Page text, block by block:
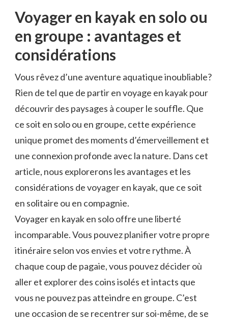
Voyager en kayak en solo ou
en groupe : avantages ⁣et
considérations
Vous rêvez d’une aventure aquatique‌ inoubliable?‌
Rien de​ tel ‌que‌ de partir en voyage en‍ kayak pour
découvrir des paysages à couper le souffle.​ Que
ce⁣ soit‌ en solo ou en groupe, cette expérience
unique promet des moments d’émerveillement et
une‍ connexion profonde avec ⁤la nature. Dans cet
‌article, nous explorerons les avantages ​et les ​
considérations de voyager en kayak, que ce ‌soit
en solitaire ou en compagnie.
Voyager en ⁢kayak en solo offre une liberté
incomparable. Vous pouvez planifier votre propre
itinéraire selon ‌vos envies et votre rythme. À
chaque coup de pagaie, vous pouvez décider où
⁤aller et explorer des ⁢coins isolés et intacts que
vous ne pouvez pas atteindre en groupe. C’est
une occasion de se recentrer sur soi-même, de se